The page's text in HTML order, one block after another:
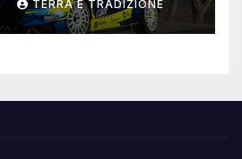
TERRA E TRADIZIONE